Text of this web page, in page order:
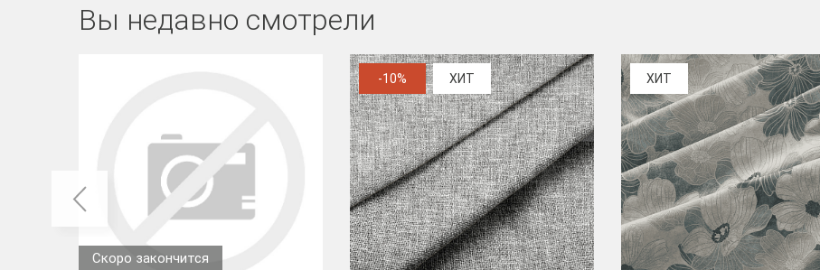
Вы недавно смотрели
Скоро закончится
-10% ХИТ ХИТ